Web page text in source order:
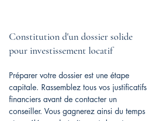
Constitution d'un dossier solide
pour investissement locatif
Préparer votre dossier est une étape
capitale. Rassemblez tous vos justificatifs
financiers avant de contacter un
conseiller. Vous gagnerez ainsi du temps